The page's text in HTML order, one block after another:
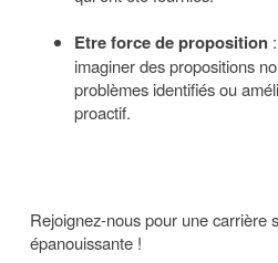
Etre force de proposition
imaginer des propositions
problèmes identifiés ou
proactif.
Rejoignez-nous pour une carrière
épanouissante !